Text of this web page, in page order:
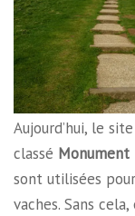
Aujourd’hui, le
classé Monument
sont utilisées
vaches. Sans